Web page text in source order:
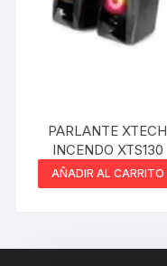
PARLANTE XTECH
INCENDO XTS130
AÑADIR AL CARRITO